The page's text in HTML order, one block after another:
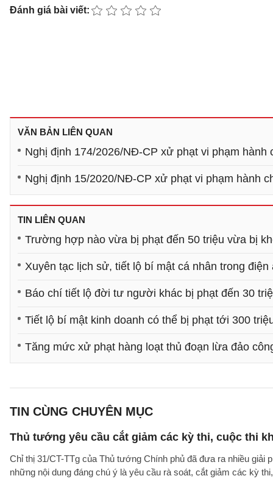
Đánh giá bài viết:
VĂN BẢN LIÊN QUAN
Nghị định 174/2026/NĐ-CP xử phạt vi phạm
Nghị định 15/2020/NĐ-CP xử phạt vi phạm hành
TIN LIÊN QUAN
Trường hợp nào vừa bị phạt đến 50 triệu vừa bị
Xuyên tạc lịch sử, tiết lộ bí mật cá nhân trong điện
Báo chí tiết lộ đời tư người khác bị phạt đến 30
Tiết lộ bí mật kinh doanh có thể bị phạt tới 300
Tăng mức xử phạt hàng loạt thủ đoạn lừa đảo
TIN CÙNG CHUYÊN MỤC
Thủ tướng yêu cầu cắt giảm các kỳ thi, cuộc thi
Chỉ thị 31/CT-TTg của Thủ tướng Chính phủ đã đưa ra nhiều giải
những nội dung đáng chú ý là yêu cầu rà soát, cắt giảm các kỳ